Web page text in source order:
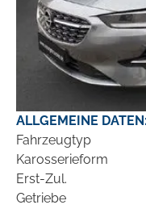
ALLGEMEINE DATEN:
Fahrzeugtyp
Karosserieform
Erst-Zul.
Getriebe